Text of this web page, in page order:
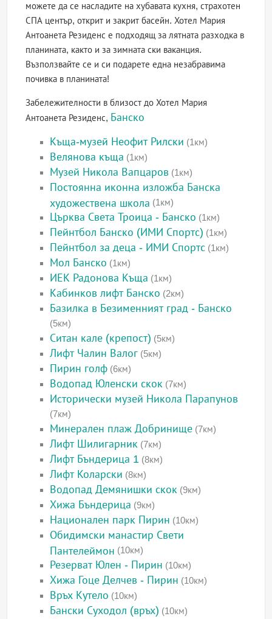
можете да се насладите на хубавата кухня, страхотен
СПА център, открит и закрит басейн. Хотел Мария
Антоанета Резиденс е подходящ за лятната разходка в
планината, както и за зимната ски ваканция.
Възползвайте се и си подарете една незабравима
почивка в планината!
Забележителности в близост до Хотел Мария
Антоанета Резиденс, Банско
Къща-музей Неофит Рилски (1км)
Велянова къща (1км)
Музей Никола Вапцаров (1км)
Постоянна иконна изложба Банска
художествена школа (1км)
Църква Света Троица - Банско (1км)
Пейнтбол Банско (ИМИ Спортс) (1км)
Пейнтбол за деца - ИМИ Спортс (1км)
Мол Банско (1км)
ИЕК Радонова Къща (1км)
Кабинков лифт Банско (2км)
Базилка в Безименният град - Банско
(5км)
Ситан кале (крепост) (5км)
Лифт Чалин Валог (5км)
Пирин голф (6км)
Водопад Юленски скок (7км)
Исторически музей Никола Парапунов
(7км)
Минерален плаж Добринище (7км)
Лифт Шилигарник (7км)
Лифт Бъндерица 1 (8км)
Лифт Коларски (8км)
Водопад Демянишки скок (9км)
Хижа Бъндерица (9км)
Национален парк Пирин (10км)
Обидимски манастир Свети
Пантелеймон (10км)
Резерват Юлен - Пирин (10км)
Хижа Гоце Делчев - Пирин (10км)
Връх Кутело (10км)
Бански Суходол (връх) (10км)